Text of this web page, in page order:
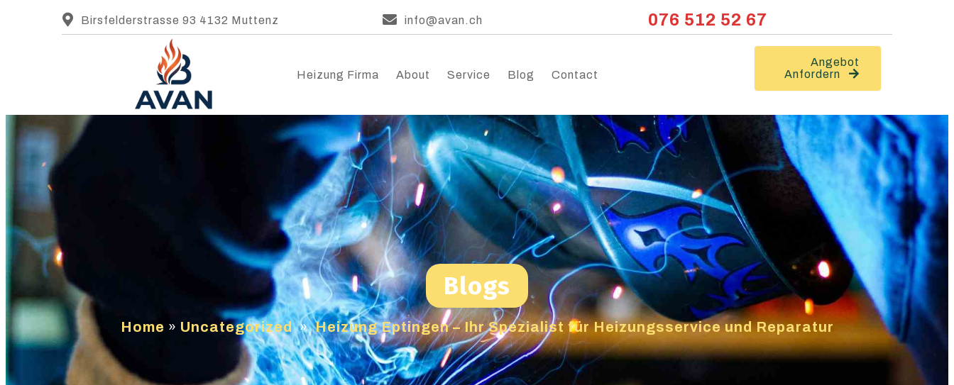
Birsfelderstrasse 93 4132 Muttenz info@avan.ch 076 512 52 67
Heizung Firma About Service Blog Contact
Angebot
Anfordern
Blogs
Home » Uncategorized » Heizung Eptingen – Ihr Spezialist für Heizungsservice und Reparatur